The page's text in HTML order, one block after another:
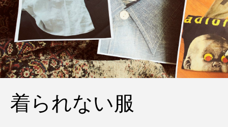
着られない服